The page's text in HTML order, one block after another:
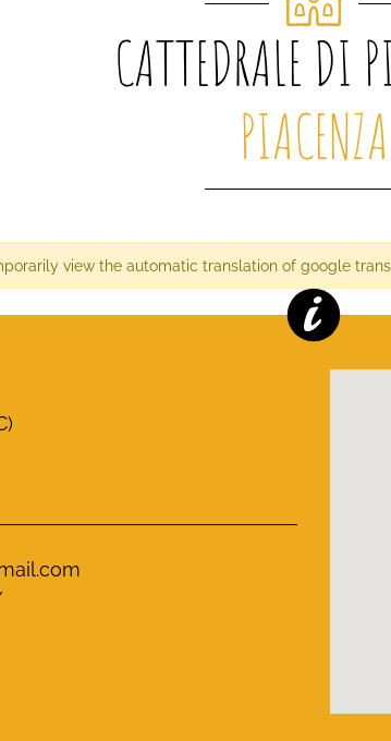
CATTEDRALE DI
PIACENZA
view the automatic translation of google